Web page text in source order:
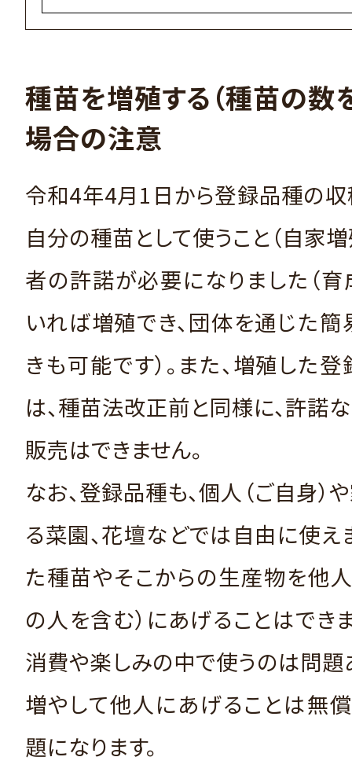
種苗を増殖する（種苗の数
場合の注意
令和4年4月1日から登録品種の
自分の種苗として使うこと（自家増
者の許諾が必要になりました（
いれば増殖でき、団体を通じた
きも可能です）。また、増殖した
は、種苗法改正前と同様に、許諾
販売はできません。
なお、登録品種も、個人（ご自身）
る菜園、花壇などでは自由に使え
た種苗やそこからの生産物を他
の人を含む）にあげることはでき
消費や楽しみの中で使うのは問題
増やして他人にあげることは無
題になります。